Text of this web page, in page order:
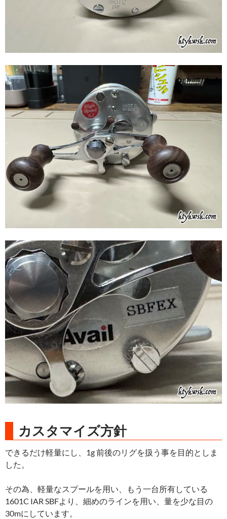
カスタマイズ方針
できるだけ軽量にし、1g 前後のリグを扱う事を目的としま
した。
その為、軽量なスプールを用い、もう一台所有している
1601C IAR SBFより、細めのラインを用い、量を少な目の
30mにしています。